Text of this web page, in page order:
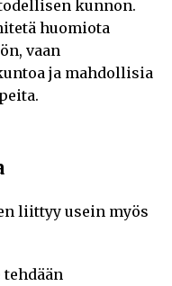
kunnon.
huomiota
vaan
ja mahdollisia
liittyy usein myös